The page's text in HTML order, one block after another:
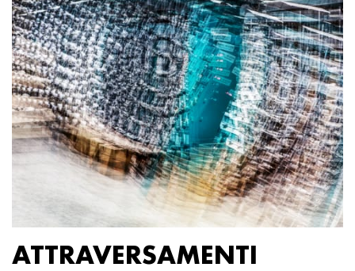
ATTRAVERSAMENTI